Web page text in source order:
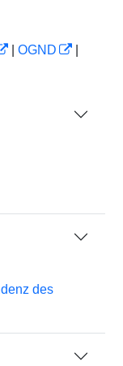
OGND
des